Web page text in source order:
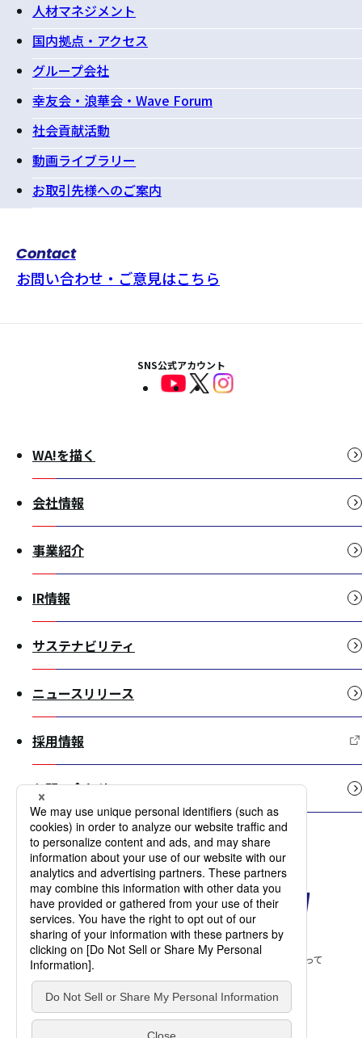
人材マネジメント
国内拠点・アクセス
グループ会社
幸友会・浪華会・Wave Forum
社会貢献活動
動画ライブラリー
お取引先様へのご案内
Contact
お問い合わせ・ご意見はこちら
SNS公式アカウント
WA!を描く
会社情報
事業紹介
IR情報
サステナビリティ
ニュースリリース
採用情報
お問い合わせ
サイトマップ
当サイトのご利用にあたって
個人情報保護方針
許認可一覧
アクセシビリティ方針